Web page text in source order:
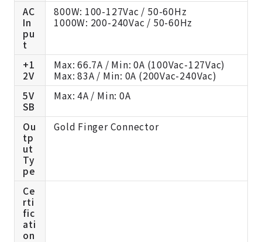
AC
In
pu
t
800W: 100-127Vac / 50-60Hz
1000W: 200-240Vac / 50-60Hz
+1
2V
Max: 66.7A / Min: 0A (100Vac-127Vac)
Max: 83A / Min: 0A (200Vac-240Vac)
5V
SB
Max: 4A / Min: 0A
Ou
tp
ut
Ty
pe
Gold Finger Connector
Ce
rti
fic
ati
on